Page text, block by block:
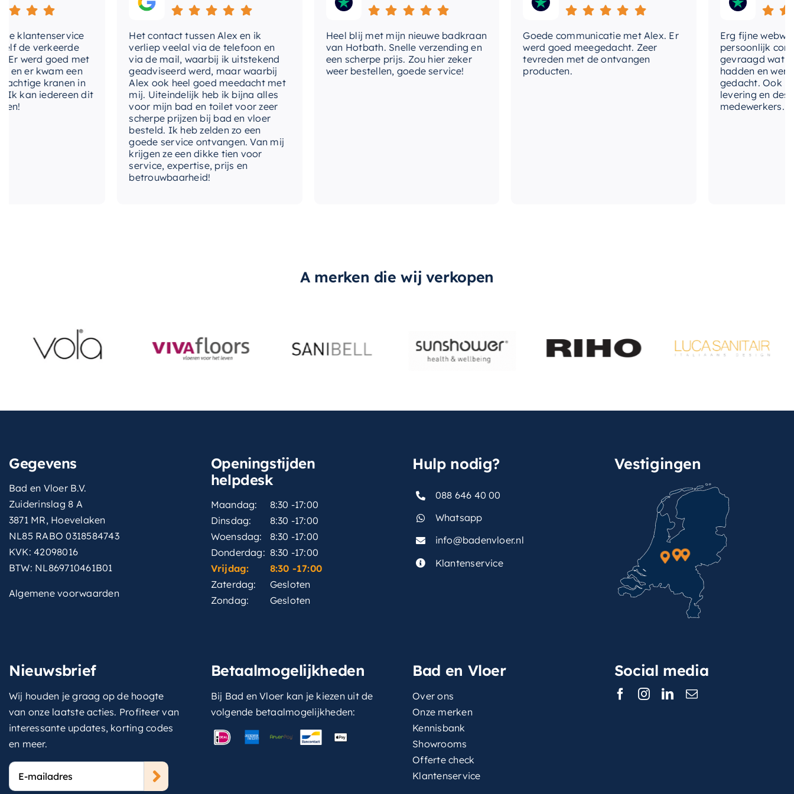
vorm-hoofddouche Vierkant
waterbesparend
verkeerde
werd goed met
er kwam een
kranen in
iedereen dit
Het contact tussen Alex en ik
verliep veelal via de telefoon en
via de mail, waarbij ik uitstekend
geadviseerd werd, maar waarbij
Alex ook heel goed meedacht met
mij. Uiteindelijk heb ik bijna alles
voor mijn bad en toilet voor zeer
scherpe prijzen bij bad en vloer
besteld. Ik heb zelden zo een
goede service ontvangen. Van mij
krijgen ze een dikke tien voor
service, expertise, prijs en
betrouwbaarheid!
Heel blij met mijn nieuwe badkraan
van Hotbath. Snelle verzending en
een scherpe prijs. Zou hier zeker
weer bestellen, goede service!
Goede communicatie met Alex. Er
werd goed meegedacht. Zeer
tevreden met de ontvangen
producten.
Erg fijne
persoonlijk contact
gevraagd wat we
hadden en werd
gedacht. Ook in de
levering en
medewerkers. Wij
A merken die wij verkopen
Gegevens
Bad en Vloer B.V.
Zuiderinslag 8 A
3871 MR, Hoevelaken
NL85 RABO 0318584743
KVK: 42098016
BTW: NL869710461B01
Algemene voorwaarden
Openingstijden
helpdesk
Maandag:
8:30 -17:00
Dinsdag:
8:30 -17:00
Woensdag:
8:30 -17:00
Donderdag: 8:30 -17:00
Vrijdag:
8:30 -17:00
Zaterdag:
Gesloten
Zondag:
Gesloten
Hulp nodig?
088 646 40 00
Whatsapp
info@badenvloer.nl
Klantenservice
Vestigingen
Nieuwsbrief
Wij houden je graag op de hoogte
van onze laatste acties. Profiteer van
interessante updates, korting codes
en meer.
E-
mailadres
Betaalmogelijkheden
Bij Bad en Vloer kan je kiezen uit de
volgende betaalmogelijkheden:
Bad en Vloer
Over ons
Onze merken
Kennisbank
Showrooms
Offerte check
Klantenservice
Social media